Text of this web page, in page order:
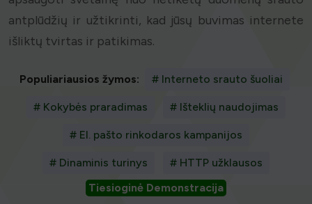
antplūdžių ir užtikrinti, kad jūsų buvimas internete
išliktų tvirtas ir patikimas.
Populiariausios žymos: # Interneto srauto šuoliai
# Kokybės praradimas # Išteklių naudojimas
# El. pašto rinkodaros kampanijos
# Dinaminis turinys
# HTTP užklausos
Tiesioginė Demonstracija